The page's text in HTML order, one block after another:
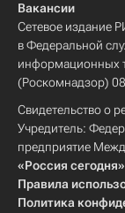
Вакансии
Сетевое издание
в Федеральной
информационных
(Роскомнадзор)
Свидетельство о
Учредитель:
предприятие
«Россия сегодня»
Правила
Политика